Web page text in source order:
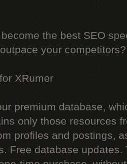
the best SEO
your competitors?
XRumer
premium database,
only those resources
profiles and postings,
Free database updates.